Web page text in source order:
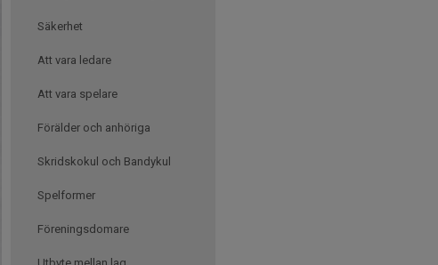
Säkerhet
Att vara ledare
Att vara spelare
Förälder och anhöriga
Skridskokul och Bandykul
Spelformer
Föreningsdomare